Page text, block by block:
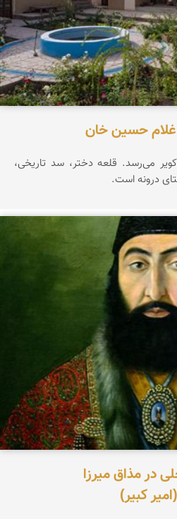
غلام حسین خان
می‌رسد. قلعه دختر، سد تاریخی،
درونه است.
در مذاق میرزا
کبیر)